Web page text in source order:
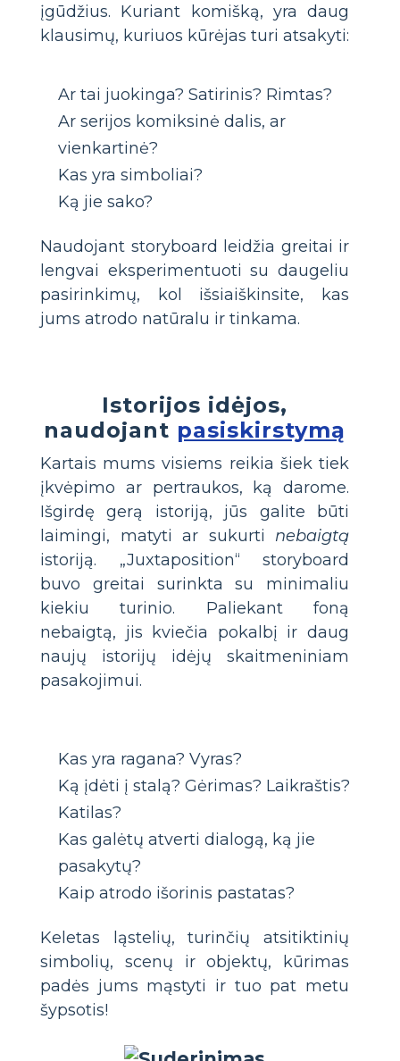
įgūdžius. Kuriant komišką, yra daug
klausimų, kuriuos kūrėjas turi atsakyti:
Ar tai juokinga? Satirinis? Rimtas?
Ar serijos komiksinė dalis, ar
vienkartinė?
Kas yra simboliai?
Ką jie sako?
Naudojant storyboard leidžia greitai ir
lengvai eksperimentuoti su daugeliu
pasirinkimų, kol išsiaiškinsite, kas
jums atrodo natūralu ir tinkama.
Istorijos idėjos,
naudojant pasiskirstymą
Kartais mums visiems reikia šiek tiek
įkvėpimo ar pertraukos, ką darome.
Išgirdę gerą istoriją, jūs galite būti
laimingi, matyti ar sukurti nebaigtą
istoriją. „Juxtaposition“ storyboard
buvo greitai surinkta su minimaliu
kiekiu turinio. Paliekant foną
nebaigtą, jis kviečia pokalbį ir daug
naujų istorijų idėjų skaitmeniniam
pasakojimui.
Kas yra ragana? Vyras?
Ką įdėti į stalą? Gėrimas? Laikraštis?
Katilas?
Kas galėtų atverti dialogą, ką jie
pasakytų?
Kaip atrodo išorinis pastatas?
Keletas ląstelių, turinčių atsitiktinių
simbolių, scenų ir objektų, kūrimas
padės jums mąstyti ir tuo pat metu
šypsotis!